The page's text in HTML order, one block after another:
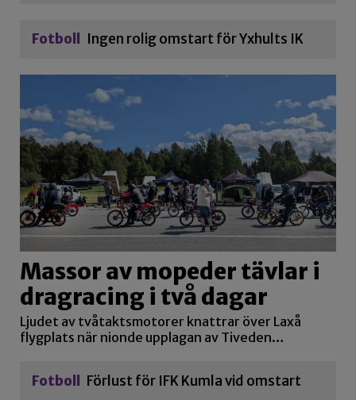
Fotboll Ingen rolig omstart för Yxhults IK
Massor av mopeder tävlar i
dragracing i två dagar
Ljudet av tvåtaktsmotorer knattrar över Laxå
flygplats när nionde upplagan av Tiveden…
Fotboll Förlust för IFK Kumla vid omstart